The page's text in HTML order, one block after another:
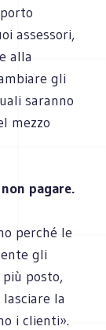
assessori,
alla
gli
saranno
mezzo
pagare.
perché le
gli
posto,
la
i clienti».